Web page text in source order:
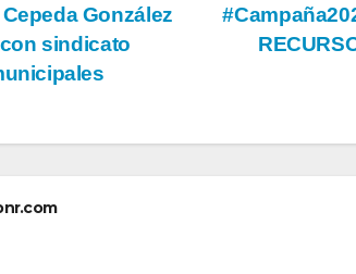
González
sindicato